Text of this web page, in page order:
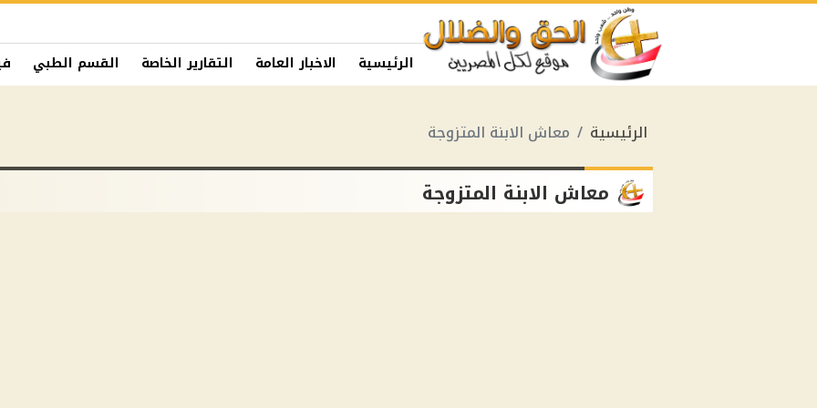
الرئيسية الاخبار العامة التقارير الخاصة القسم الطبي
الرئيسية معاش الابنة المتزوجة
معاش الابنة المتزوجة